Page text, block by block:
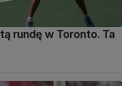
rundę w Toronto. Ta